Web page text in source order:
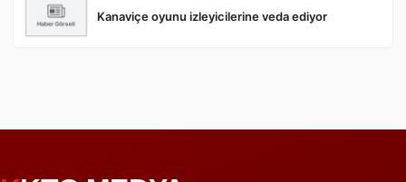
Kanaviçe oyunu izleyicilerine veda ediyor